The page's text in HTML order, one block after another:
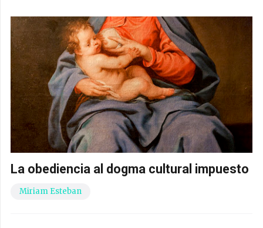
La obediencia al dogma cultural impuesto
Miriam Esteban